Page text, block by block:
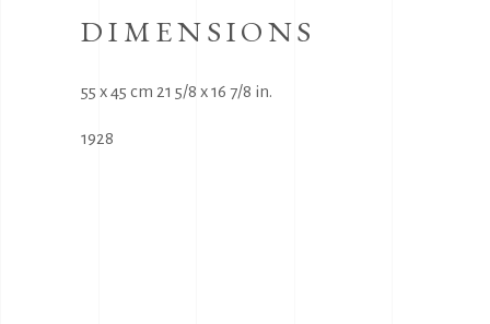
DIMENSIONS
55 x 45 cm 21 5/8 x 16 7/8 in.
1928